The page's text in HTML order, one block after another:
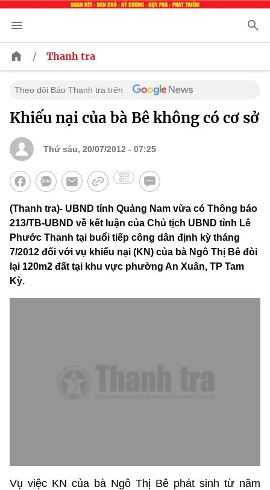
/ Thanh tra
Theo dõi Báo Thanh tra trên
Khiếu nại của bà Bê không có cơ sở
Thứ sáu, 20/07/2012 - 07:25
(Thanh tra)- UBND tỉnh Quảng Nam vừa có Thông báo
213/TB-UBND về kết luận của Chủ tịch UBND tỉnh Lê
Phước Thanh tại buổi tiếp công dân định kỳ tháng
7/2012 đối với vụ khiếu nại (KN) của bà Ngô Thị Bê đòi
lại 120m2 đất tại khu vực phường An Xuân, TP Tam
Kỳ.
Vụ việc KN của bà Ngô Thị Bê phát sinh từ năm